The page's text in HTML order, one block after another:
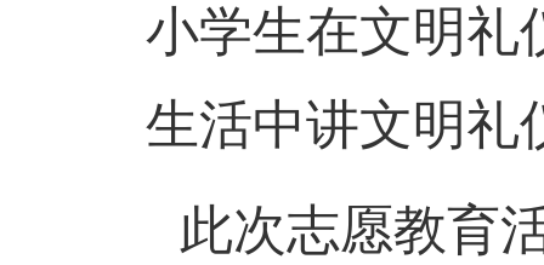
小学生在文明礼
生活中讲文明礼
此次志愿教育